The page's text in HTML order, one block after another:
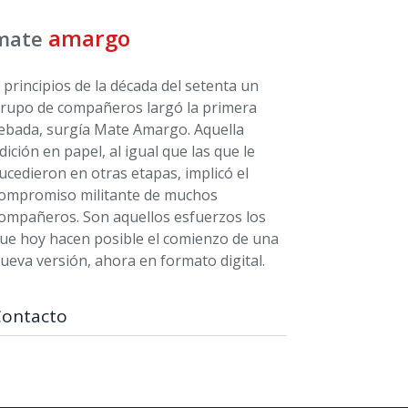
amargo
principios de la década del setenta un
de compañeros largó la primera
surgía Mate Amargo. Aquella
en papel, al igual que las que le
en otras etapas, implicó el
militante de muchos
Son aquellos esfuerzos los
hoy hacen posible el comienzo de una
versión, ahora en formato digital.